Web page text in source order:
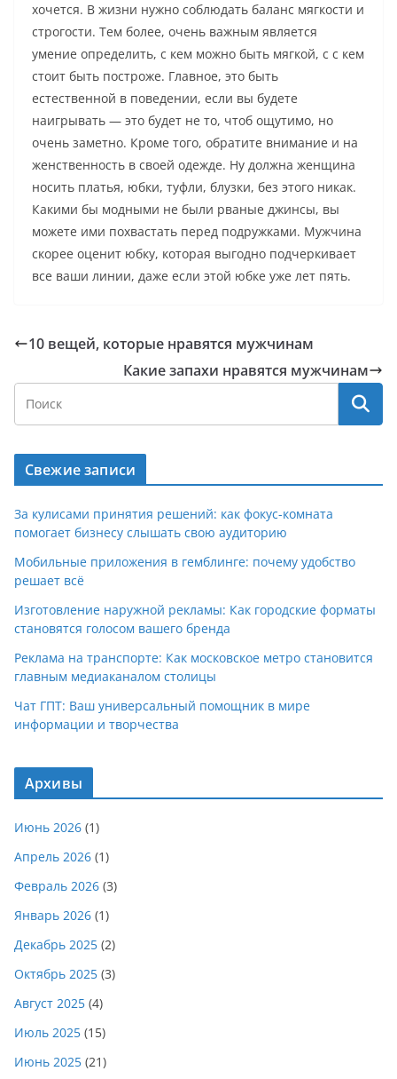
хочется. В жизни нужно соблюдать баланс мягкости и
строгости. Тем более, очень важным является
умение определить, с кем можно быть мягкой, с с кем
стоит быть построже. Главное, это быть
естественной в поведении, если вы будете
наигрывать — это будет не то, чтоб ощутимо, но
очень заметно. Кроме того, обратите внимание и на
женственность в своей одежде. Ну должна женщина
носить платья, юбки, туфли, блузки, без этого никак.
Какими бы модными не были рваные джинсы, вы
можете ими похвастать перед подружками. Мужчина
скорее оценит юбку, которая выгодно подчеркивает
все ваши линии, даже если этой юбке уже лет пять.
10 вещей, которые нравятся мужчинам
Какие запахи нравятся мужчинам
Свежие записи
За кулисами принятия решений: как фокус-комната
помогает бизнесу слышать свою аудиторию
Мобильные приложения в гемблинге: почему удобство
решает всё
Изготовление наружной рекламы: Как городские форматы
становятся голосом вашего бренда
Реклама на транспорте: Как московское метро становится
главным медиаканалом столицы
Чат ГПТ: Ваш универсальный помощник в мире
информации и творчества
Архивы
Июнь 2026 (1)
Апрель 2026 (1)
Февраль 2026 (3)
Январь 2026 (1)
Декабрь 2025 (2)
Октябрь 2025 (3)
Август 2025 (4)
Июль 2025 (15)
Июнь 2025 (21)